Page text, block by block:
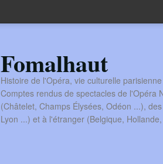
Fomalhaut
Histoire de l'Opéra, vie culturelle
Comptes rendus de spectacles de l'Opéra
(Châtelet, Champs Élysées, Odéon ...),
Lyon ...) et à l'étranger (Belgique,